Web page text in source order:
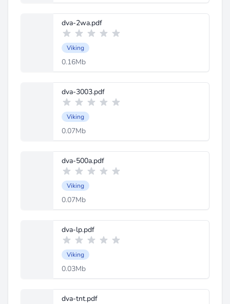
dva-2wa.pdf
Viking
0.16Mb
dva-3003.pdf
Viking
0.07Mb
dva-500a.pdf
Viking
0.07Mb
dva-lp.pdf
Viking
0.03Mb
dva-tnt.pdf